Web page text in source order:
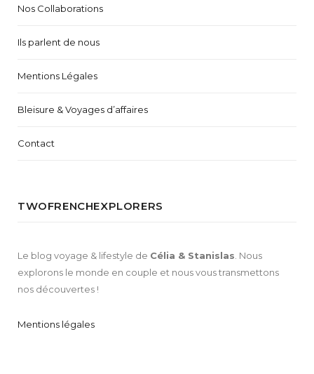
Nos Collaborations
Ils parlent de nous
Mentions Légales
Bleisure & Voyages d’affaires
Contact
TWOFRENCHEXPLORERS
Le blog voyage & lifestyle de Célia & Stanislas . Nous
explorons le monde en couple et nous vous transmettons
nos découvertes !
Mentions légales